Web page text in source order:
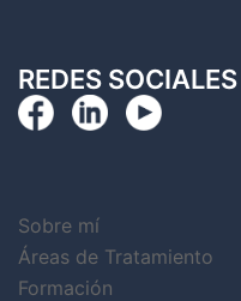
REDES SOCIALES
Sobre mí
Áreas de Tratamiento
Formación